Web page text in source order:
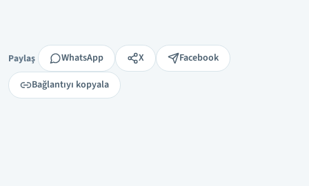
Paylaş
Paylaş WhatsApp X
Facebook
Bağlantıyı kopyala